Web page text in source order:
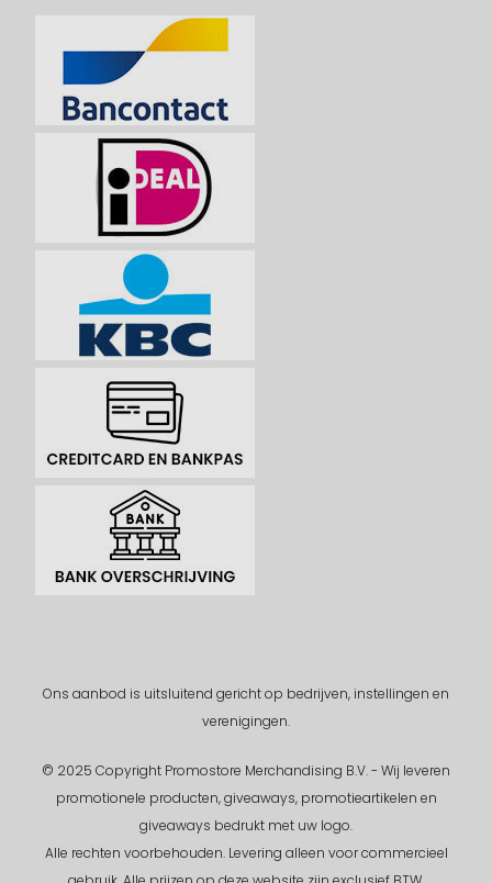
Ons aanbod is uitsluitend gericht op bedrijven, instellingen en
verenigingen.
© 2025 Copyright Promostore Merchandising B.V. - Wij leveren
promotionele producten, giveaways, promotieartikelen en
giveaways bedrukt met uw logo.
Alle rechten voorbehouden.Levering alleen voor commercieel